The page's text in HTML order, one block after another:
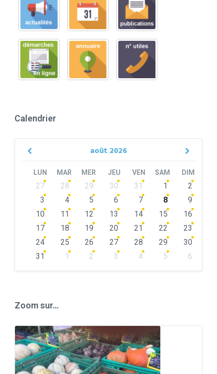
Calendrier
août 2026
Previous
LUN MAR MER JEU VEN SAM DIM
Skip
calendar
27 28 29 30 31 1
2
3
4 5 6 7 8
9
10
11 12 13 14 15
16
17
18 19 20 21 22
23
24
25 26 27 28 29
30
31
1 2 3 4 5
6
Zoom sur…